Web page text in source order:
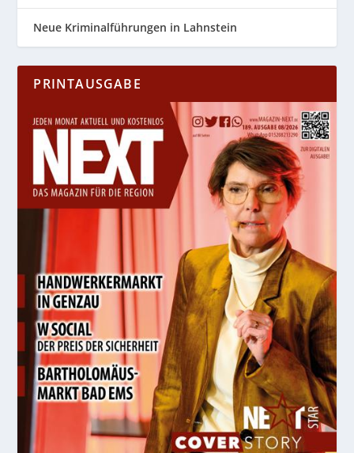
Neue Kriminalführungen in Lahnstein
PRINTAUSGABE